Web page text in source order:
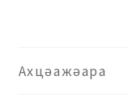
Ахцәажәара